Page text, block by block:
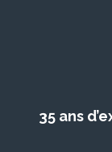
35 ans